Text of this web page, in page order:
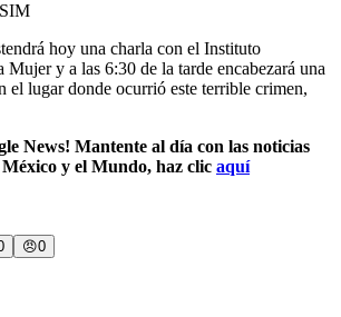
hoy una charla con el Instituto
Mujer y a las 6:30 de la tarde encabezará una
el lugar donde ocurrió este terrible crimen,
News! Mantente al día con las noticias
y el Mundo, haz clic aquí
😠0